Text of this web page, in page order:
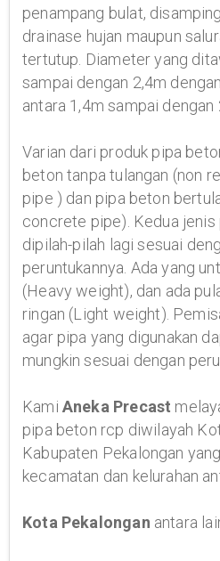
penampang bulat,
drainase hujan maupun
tertutup. Diameter yang
sampai dengan 2,4m
antara 1,4m sampai dengan
Varian dari produk pipa
beton tanpa tulangan (non
pipe ) dan pipa beton
concrete pipe). Kedua
dipilah-pilah lagi sesuai
peruntukannya. Ada yang
(Heavy weight), dan ada
ringan (Light weight).
agar pipa yang digunakan
mungkin sesuai dengan
Kami Aneka Precast
pipa beton rcp diwilayah
Kabupaten Pekalongan
kecamatan dan kelurahan
Kota Pekalongan antara